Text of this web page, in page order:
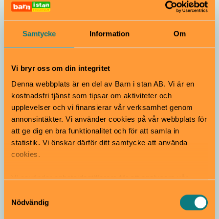
Samtycke Information Om
Vi bryr oss om din integritet
Denna webbplats är en del av Barn i stan AB. Vi är en
kostnadsfri tjänst som tipsar om aktiviteter och
upplevelser och vi finansierar vår verksamhet genom
annonsintäkter. Vi använder cookies på vår webbplats för
att ge dig en bra funktionalitet och för att samla in
statistik. Vi önskar därför ditt samtycke att använda
cookies.
Vi använder enhetsidentifierare för att analysera vår
samt tillhandahålla funktioner för sociala medier. Vi
vidarebefordrar även sådana identifierare och annan
Nödvändig
Bästa familjeaktiviteterna under
Kulturfestivalen 12-16 augusti